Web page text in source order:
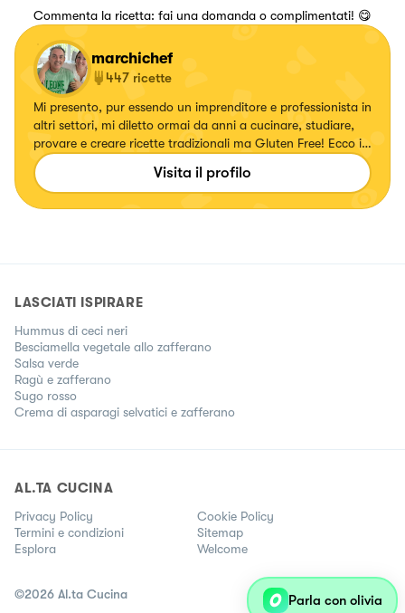
Commenta la ricetta: fai una domanda o complimentati! 😋
marchichef
447 ricette
Mi presento, pur essendo un imprenditore e professionista in
altri settori, mi diletto ormai da anni a cucinare, studiare,
provare e creare ricette tradizionali ma Gluten Free! Ecco in
futuro l'idea di creare un Brand Gluten Free!
Visita il profilo
LASCIATI ISPIRARE
Hummus di ceci neri
Besciamella vegetale allo zafferano
Salsa verde
Ragù e zafferano
Sugo rosso
Crema di asparagi selvatici e zafferano
AL.TA CUCINA
Privacy Policy
Cookie Policy
Termini e condizioni
Sitemap
Esplora
Welcome
©2026 Al.ta Cucina Parla con olivia